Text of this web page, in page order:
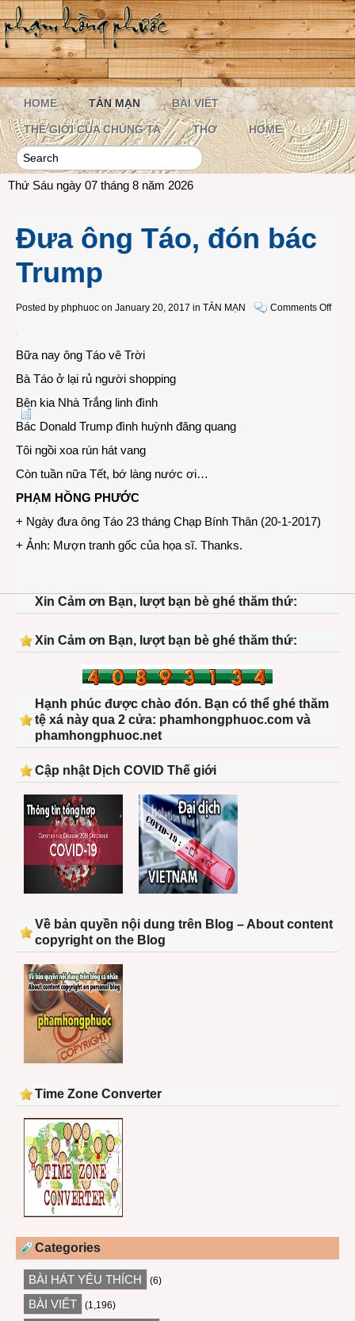
HOME TẢN MẠN BÀI VIẾT
THẾ GIỚI CỦA CHÚNG TA THƠ HOME
Thứ Sáu ngày 07 tháng 8 năm 2026
Đưa ông Táo, đón bác
Trump
Posted by phphuoc on January 20, 2017 in TẢN MẠN Comments Offon
Bữa nay ông Táo vê Trời
Bà Táo ở lại rủ người shopping
Bên kia Nhà Trắng linh đình
Bác Donald Trump đình huỳnh đăng quang
Tôi ngồi xoa rún hát vang
Còn tuần nữa Tết, bớ làng nước ơi…
PHẠM HỒNG PHƯỚC
+ Ngày đưa ông Táo 23 tháng Chạp Bính Thân (20-1-2017)
+ Ảnh: Mượn tranh gốc của họa sĩ. Thanks.
Xin Cảm ơn Bạn, lượt bạn bè ghé thăm thứ:
Xin Cảm ơn Bạn, lượt bạn bè ghé thăm thứ:
Hạnh phúc được chào đón. Bạn có thể ghé thăm
tệ xá này qua 2 cửa: phamhongphuoc.com và
phamhongphuoc.net
Cập nhật Dịch COVID Thế giới
Về bản quyền nội dung trên Blog – About content
copyright on the Blog
Time Zone Converter
Categories
BÀI HÁT YÊU THÍCH (6)
BÀI VIẾT (1,196)